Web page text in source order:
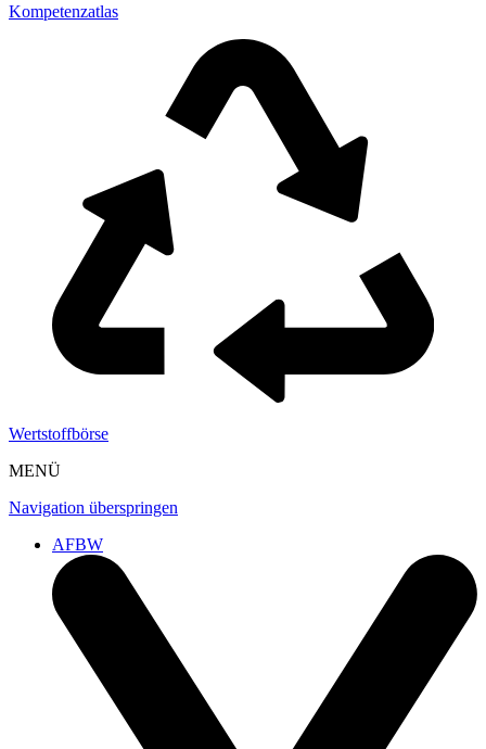
Kompetenzatlas
Wertstoffbörse
MENÜ
Navigation überspringen
AFBW